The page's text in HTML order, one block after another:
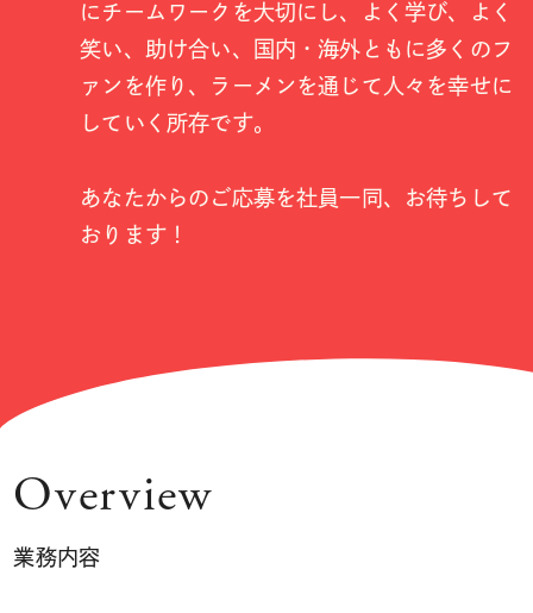
にチームワークを大切にし、よく学び、よく
笑い、助け合い、国内・海外ともに多くのフ
ァンを作り、ラーメンを通じて人々を幸せに
していく所存です。
あなたからのご応募を社員一同、お待ちして
おります！
Overview
業務内容